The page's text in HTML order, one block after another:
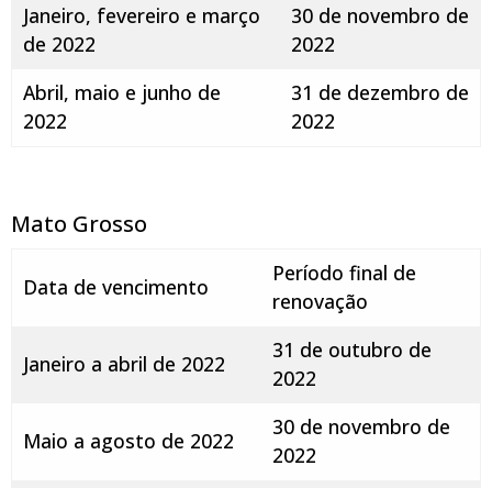
Janeiro, fevereiro e março
de 2022
30 de novembro de
2022
Abril, maio e junho de
2022
31 de dezembro de
2022
Mato Grosso
Data de vencimento
Período final de
renovação
Janeiro a abril de 2022
31 de outubro de
2022
Maio a agosto de 2022
30 de novembro de
2022